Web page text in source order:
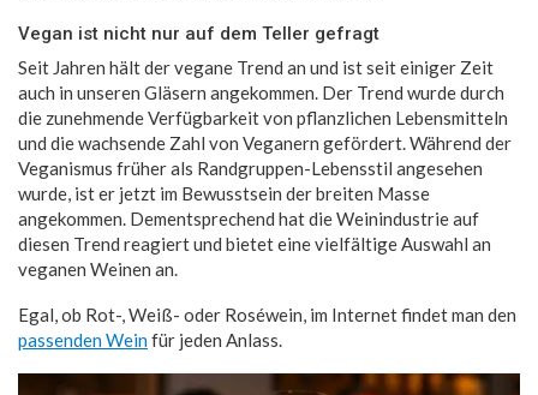
Vegan ist nicht nur auf dem Teller gefragt
Seit Jahren hält der vegane Trend an und ist seit einiger Zeit
auch in unseren Gläsern angekommen. Der Trend wurde durch
die zunehmende Verfügbarkeit von pflanzlichen Lebensmitteln
und die wachsende Zahl von Veganern gefördert. Während der
Veganismus früher als Randgruppen-Lebensstil angesehen
wurde, ist er jetzt im Bewusstsein der breiten Masse
angekommen. Dementsprechend hat die Weinindustrie auf
diesen Trend reagiert und bietet eine vielfältige Auswahl an
veganen Weinen an.
Egal, ob Rot-, Weiß- oder Roséwein, im Internet findet man den
passenden Weinfür jeden Anlass.